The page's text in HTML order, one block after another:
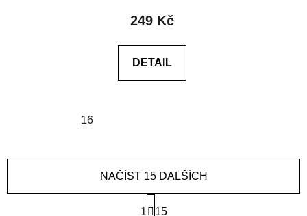
249 Kč
DETAIL
16
NAČÍST 15 DALŠÍCH
t
1 15